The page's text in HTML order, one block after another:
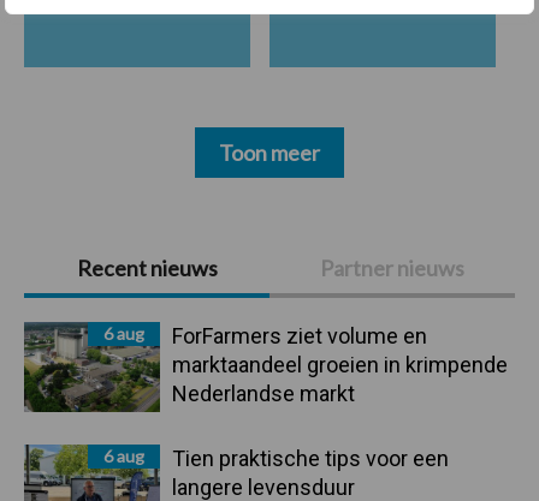
Primaire
Sidebar
Recent nieuws Partner nieuws
6 aug
ForFarmers ziet volume en
marktaandeel groeien in krimpende
Nederlandse markt
6 aug
Tien praktische tips voor een
langere levensduur
Toon meer